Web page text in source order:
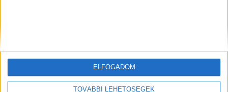
TOVÁBBI LEHETŐSÉGEK
ELFOGADOM